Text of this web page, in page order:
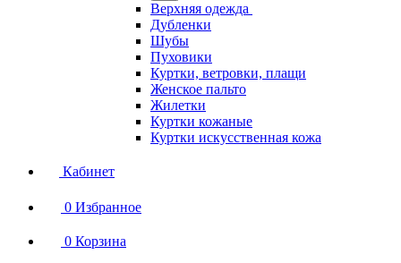
Верхняя одежда
Дубленки
Шубы
Пуховики
Куртки, ветровки, плащи
Женское пальто
Жилетки
Куртки кожаные
Куртки искусственная кожа
Кабинет
0 Избранное
0 Корзина